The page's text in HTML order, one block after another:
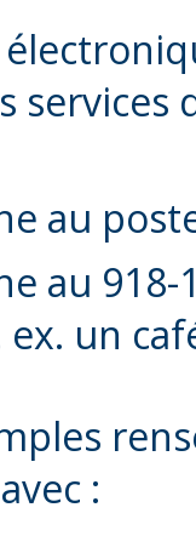
services
au
au 918-
un
: